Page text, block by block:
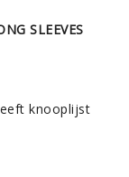
SLEEVES
knooplijst